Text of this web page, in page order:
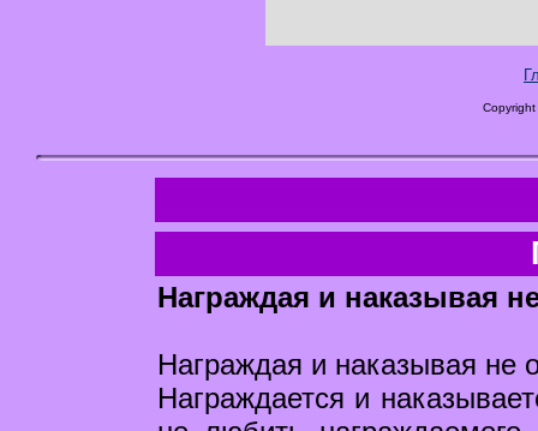
Награждая и наказывая
Награждая и наказывая
Награждается и